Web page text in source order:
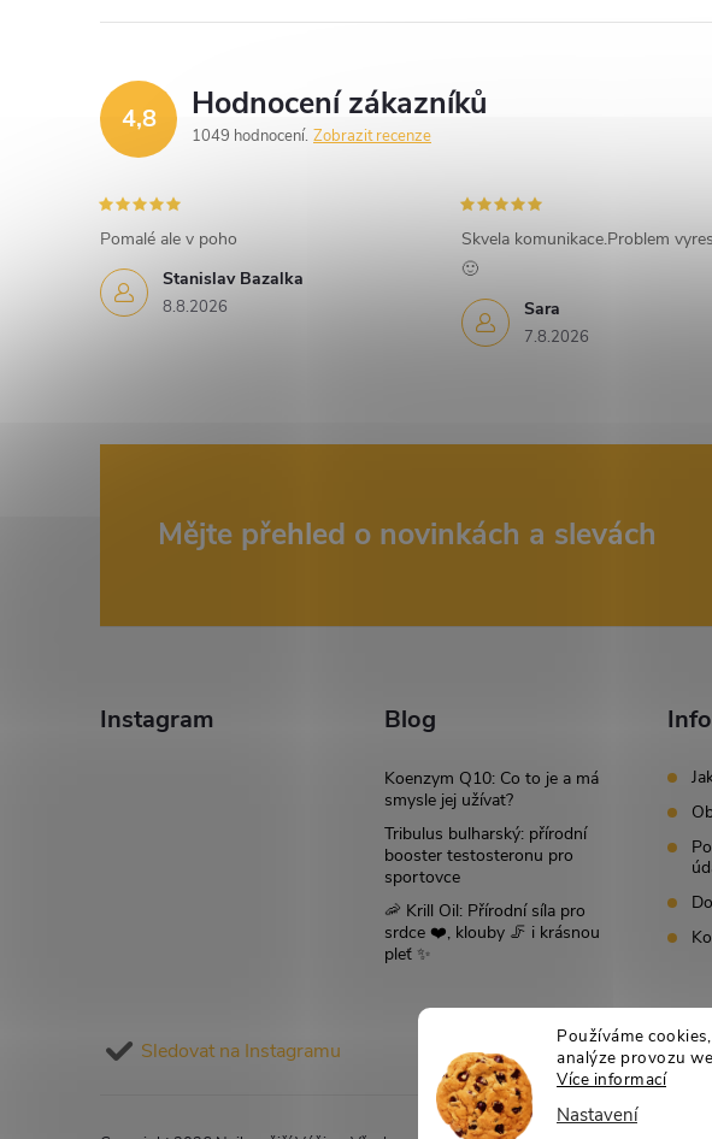
Používáme
analýze provozu
Více informací
Nastavení
d
a
c
í
p
p
s
4,8 Hodnocení zákazníků
1049 hodnocení Zobrazit recenze
Stanislav Bazalka
8.8.2026
Pomalé ale v poho
Sara
7.8.2026
Skvela komunikace.Problem
🙂
Mějte přehled o novinkách a slevách
Instagram
Sledovat na Instagramu
Blog
Koenzym Q10: Co to je a má
smysle jej užívat?
Tribulus bulharský: přírodní
booster testosteronu pro
sportovce
🦐 Krill Oil: Přírodní síla pro
srdce ❤️, klouby 🦵 i krásnou
pleť ✨